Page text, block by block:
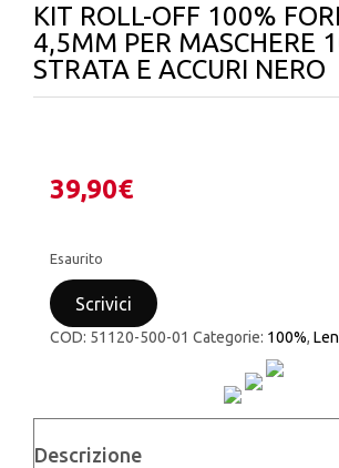
KIT ROLL-OFF 100%
4,5MM PER MASCHERE
STRATA E ACCURI NERO
39,90€
Esaurito
Scrivici
COD: 51120-500-01 Categorie: 100%,
Descrizione